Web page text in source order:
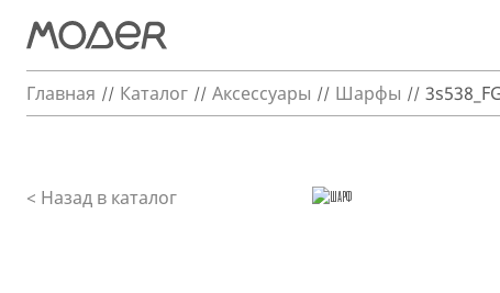
Главная Каталог Аксессуары Шарфы
< Назад в каталог